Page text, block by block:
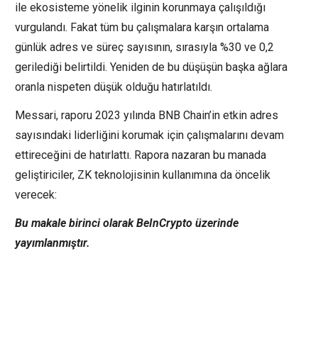
ile ekosisteme yönelik ilginin korunmaya çalışıldığı
vurgulandı. Fakat tüm bu çalışmalara karşın ortalama
günlük adres ve süreç sayısının, sırasıyla %30 ve 0,2
gerilediği belirtildi. Yeniden de bu düşüşün başka ağlara
oranla nispeten düşük olduğu hatırlatıldı.
Messari, raporu 2023 yılında BNB Chain’in etkin adres
sayısındaki liderliğini korumak için çalışmalarını devam
ettireceğini de hatırlattı. Rapora nazaran bu manada
geliştiriciler, ZK teknolojisinin kullanımına da öncelik
verecek:
Bu makale birinci olarak BeInCrypto üzerinde
yayımlanmıştır.